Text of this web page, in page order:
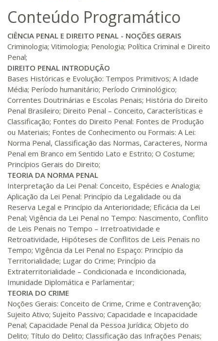
180 H 23dias 90dias
R$ 892,23
200 H
R$ 991,36
220 H 28dias 90dias
R$ 1.090,51
Matricular
240 H 30dias 90dias
R$ 1.189,66
Matricular
260 H 33dias 90
280 H 35dias 120dias
R$ 1.387,93
Matricular
300 H 38dias 120dias
R$ 1.487,06
Matricular
320 H 40dias 120dias
340 H 43dias 120dias
R$ 1.685,33
Matricular
Conteúdo Programático
CIÊNCIA PENAL E DIREITO PENAL - NOÇÕES GERAIS
Criminologia; Vitimologia; Penologia; Política Criminal e Direito
Penal;
DIREITO PENAL INTRODUÇÃO
Bases Históricas e Evolução: Tempos Primitivos; A Idade
Média; Período humanitário; Período Criminológico;
Correntes Doutrinárias e Escolas Penais; História do Direito
Penal Brasileiro; Direito Penal – Conceito, Características e
Classificação; Fontes do Direito Penal: Fontes de Produção
ou Materiais; Fontes de Conhecimento ou Formais: A Lei:
Norma Penal, Classificação das Normas, Caracteres, Norma
Penal em Branco em Sentido Lato e Estrito; O Costume;
Princípios Gerais do Direito;
TEORIA DA NORMA PENAL
Interpretação da Lei Penal: Conceito, Espécies e Analogia;
Aplicação da Lei Penal: Princípio da Legalidade ou da
Reserva Legal e Princípio da Anterioridade; Eficácia da Lei
Penal; Vigência da Lei Penal no Tempo: Nascimento, Conflito
de Leis Penais no Tempo – Irretroatividade e
Retroatividade, Hipóteses de Conflitos de Leis Penais no
Tempo; Vigência da Lei Penal no Espaço: Princípio da
Territorialidade; Lugar do Crime; Princípio da
Extraterritorialidade – Condicionada e Incondicionada,
Imunidade Diplomática e Parlamentar;
TEORIA DO CRIME
Noções Gerais: Conceito de Crime, Crime e Contravenção;
Sujeito Ativo; Sujeito Passivo; Capacidade e Incapacidade
Penal; Capacidade Penal da Pessoa Jurídica; Objeto do
Delito; Título do Delito; Classificação das Infrações Penais;